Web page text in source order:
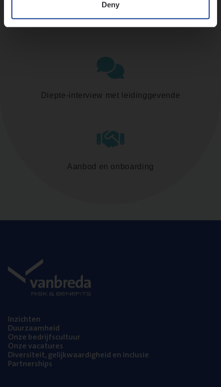
Deny
Diepte-interview met leidinggevende
Aanbod en onboarding
Inzich­ten
Duur­zaam­heid
Onze bedrijfs­cul­tuur
Onze vaca­tu­res
Diver­si­teit, gelijk­waar­dig­heid en inclusie
Part­ner­ships